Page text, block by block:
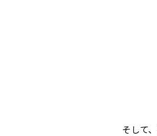
そして